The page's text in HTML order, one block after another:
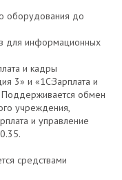
оборудования до
для информационных
и кадры
3» и «1С:Зарплата и
обмен
учреждения,
и управление
средствами